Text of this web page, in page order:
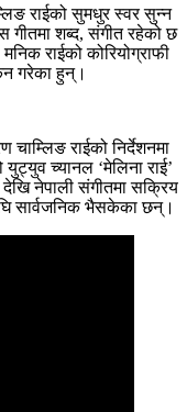
राईको सुमधुर स्वर सुन्न
गीतमा शब्द, संगीत रहेको छ
राईको कोरियोग्राफी
गरेका हुन्।
चाम्लिङ राईको निर्देशनमा
युट्युव च्यानल ‘मेलिना राई’
देखि नेपाली संगीतमा सक्रिय
सार्वजनिक भैसकेका छन्।